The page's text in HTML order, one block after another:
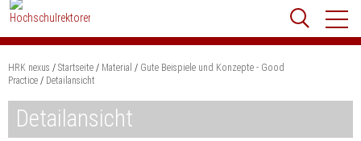
Zum
Content
springen
Suchbegriff
Suchen
HRK nexus Startseite Material
Gute Beispiele und Konzepte - Good
Practice
Detailansicht
Detailansicht